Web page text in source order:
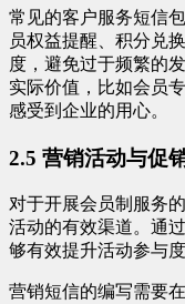
常见的客户服务短信
员权益提醒、积分兑
度，避免过于频繁的
实际价值，比如会员
感受到企业的用心。
2.5 营销活动与促
对于开展会员制服务
活动的有效渠道。通
够有效提升活动参与
营销短信的编写需要